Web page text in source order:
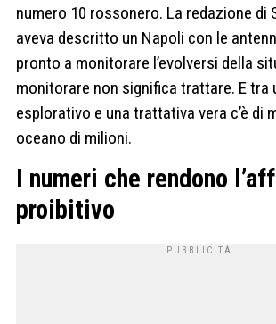
numero 10 rossonero. La redazione di
aveva descritto un Napoli con le
pronto a monitorare l’evolversi della
monitorare non significa trattare. E tra
esplorativo e una trattativa vera c’è di
oceano di milioni.
I numeri che rendono
proibitivo